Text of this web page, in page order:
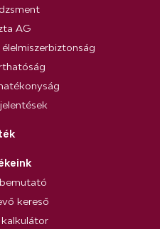
AG
kereső
kalkulátor